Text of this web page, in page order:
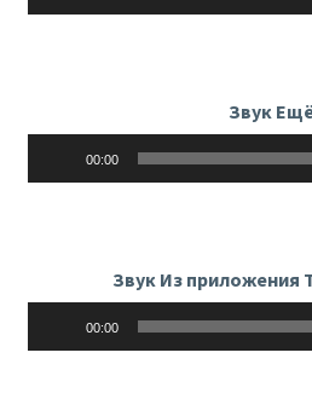
Звук
00:00
Звук Из приложения
00:00